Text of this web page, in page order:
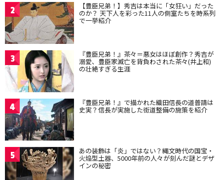
2 【豊臣兄弟！】秀吉は本当に「女狂い」だった
のか？ 天下人を彩った11人の側室たちを時系列
で一挙紹介
3 『豊臣兄弟！』茶々＝悪女はほぼ創作？秀吉が
溺愛、豊臣家滅亡を背負わされた茶々(井上和)
の壮絶すぎる生涯
4 『豊臣兄弟！』で描かれた織田信長の道普請は
史実？信長が実施した街道整備の施策を紹介
5 あの装飾は「炎」ではない？縄文時代の国宝・
火焔型土器、5000年前の人々が刻んだ謎とデザ
インの秘密